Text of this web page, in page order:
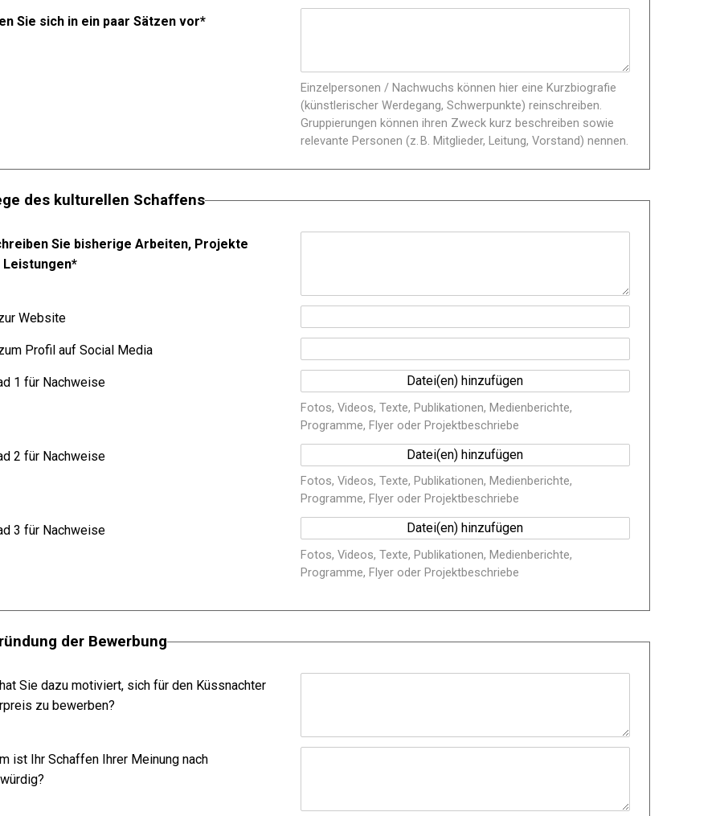
Sie sich in ein paar Sätzen vor*
Einzelpersonen / Nachwuchs können hier eine Kurzbiografie
(künstlerischer Werdegang, Schwerpunkte) reinschreiben.
Gruppierungen können ihren Zweck kurz beschreiben sowie
relevante Personen (z. B. Mitglieder, Leitung, Vorstand) nennen.
des kulturellen Schaffens
Sie bisherige Arbeiten, Projekte
Leistungen*
Website
Profil auf Social Media
1 für Nachweise
Fotos, Videos, Texte, Publikationen, Medienberichte,
Programme, Flyer oder Projektbeschriebe
2 für Nachweise
Fotos, Videos, Texte, Publikationen, Medienberichte,
Programme, Flyer oder Projektbeschriebe
3 für Nachweise
Fotos, Videos, Texte, Publikationen, Medienberichte,
Programme, Flyer oder Projektbeschriebe
der Bewerbung
Sie dazu motiviert, sich für den Küssnachter
zu bewerben?
ist Ihr Schaffen Ihrer Meinung nach